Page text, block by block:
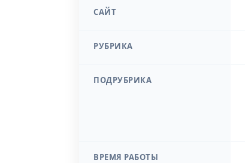
САЙТ
РУБРИКА
ПОДРУБРИКА
ВРЕМЯ РАБОТЫ